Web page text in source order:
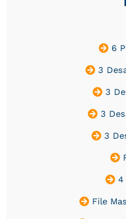
6
3
3
3
3
4
File